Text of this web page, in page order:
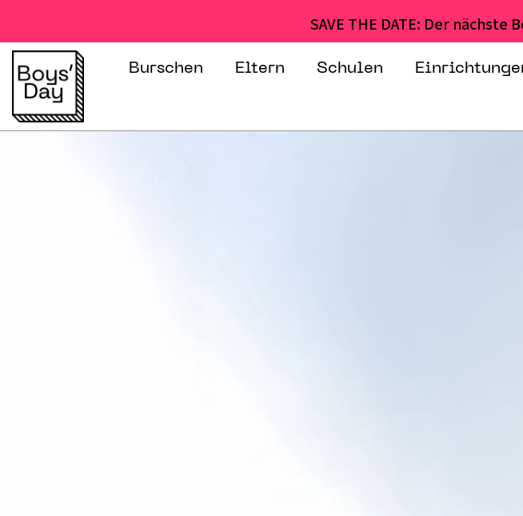
SAVE THE DATE: Der nächste
Burschen Eltern Schulen